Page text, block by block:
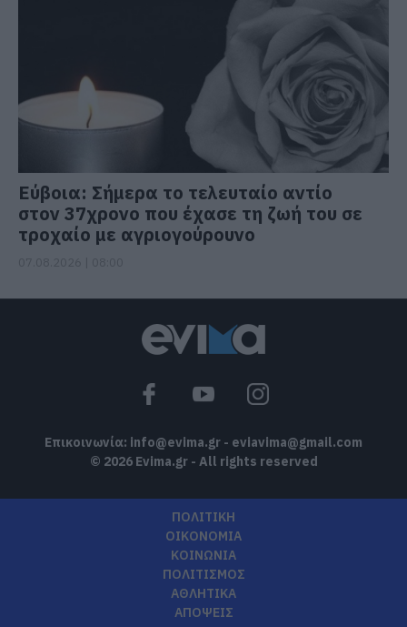
Εύβοια: Σήμερα το τελευταίο αντίο
στον 37χρονο που έχασε τη ζωή του σε
τροχαίο με αγριογούρουνο
Επικοινωνία: info@evima.gr - eviavima@gmail.com
© 2026 Evima.gr - All rights reserved
ΠΟΛΙΤΙΚΗ
ΟΙΚΟΝΟΜΙΑ
ΚΟΙΝΩΝΙΑ
ΠΟΛΙΤΙΣΜΟΣ
ΑΘΛΗΤΙΚΑ
ΑΠΟΨΕΙΣ